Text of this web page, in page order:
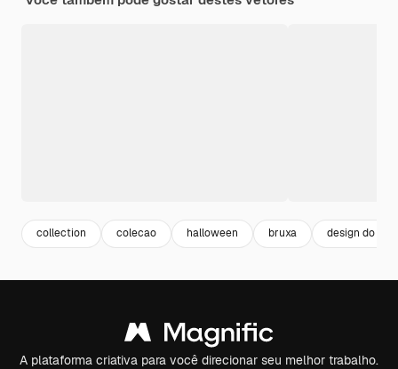
collection colecao halloween bruxa design do
A plataforma criativa para você direcionar seu melhor trabalho.